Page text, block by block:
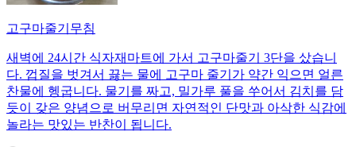
고구마줄기무침
새벽에 24시간 식자재마트에 가서 고구마줄기 3단을 샀습니
다. 껍질을 벗겨서 끓는 물에 고구마 줄기가 약간 익으면 얼른
찬물에 헹굽니다. 물기를 짜고, 밀가루 풀을 쑤어서 김치를 담
듯이 갖은 양념으로 버무리면 자연적인 단맛과 아삭한 식감에
놀라는 맛있는 반찬이 됩니다.